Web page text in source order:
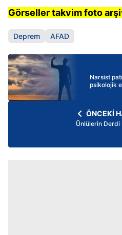
Görseller takvim foto
Deprem AFAD
Narsist
psikolojik
ÖNCEKİ
Ünlülerin Derdi